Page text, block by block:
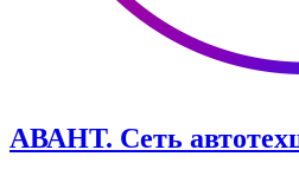
АВАНТ. ​Сеть